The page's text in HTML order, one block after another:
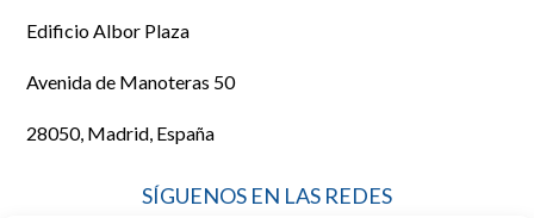
Edificio Albor Plaza
Avenida de Manoteras 50
28050, Madrid, España
SÍGUENOS EN LAS REDES